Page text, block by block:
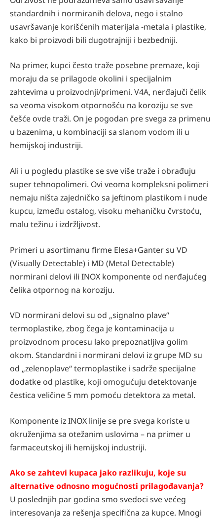
standardnih i normiranih delova, nego i stalno
usavršavanje korišćenih materijala -metala i plastike,
kako bi proizvodi bili dugotrajniji i bezbedniji.
Na primer, kupci često traže posebne premaze, koji
moraju da se prilagode okolini i specijalnim
zahtevima u proizvodnji/primeni. V4A, nerđajuči čelik
sa veoma visokom otpornošću na koroziju se sve
češće ovde traži. On je pogodan pre svega za primenu
u bazenima, u kombinaciji sa slanom vodom ili u
hemijskoj industriji.
Ali i u pogledu plastike se sve više traže i obrađuju
super tehnopolimeri. Ovi veoma kompleksni polimeri
nemaju ništa zajedničko sa jeftinom plastikom i nude
kupcu, između ostalog, visoku mehaničku čvrstoću,
malu težinu i izdržljivost.
Primeri u asortimanu ﬁrme Elesa+Ganter su VD
(Visually Detectable) i MD (Metal Detectable)
normirani delovi ili INOX komponente od nerđajućeg
čelika otpornog na koroziju.
VD normirani delovi su od „signalno plave“
termoplastike, zbog čega je kontaminacija u
proizvodnom procesu lako prepoznatljiva golim
okom. Standardni i normirani delovi iz grupe MD su
od „zelenoplave“ termoplastike i sadrže specijalne
dodatke od plastike, koji omogućuju detektovanje
čestica veličine 5 mm pomoću detektora za metal.
Komponente iz INOX linije se pre svega koriste u
okruženjima sa otežanim uslovima – na primer u
farmaceutskoj ili hemijskoj industriji.
Ako se zahtevi kupaca jako razlikuju, koje su
alternative odnosno mogućnosti prilagođavanja?
U poslednjih par godina smo svedoci sve većeg
interesovanja za rešenja speciﬁčna za kupce. Mnogi